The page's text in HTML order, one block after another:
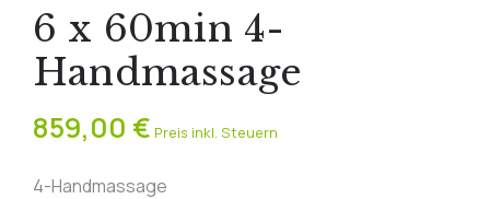
6 x 60min 4-
Handmassage
859,00 € Preis inkl. Steuern
4-Handmassage